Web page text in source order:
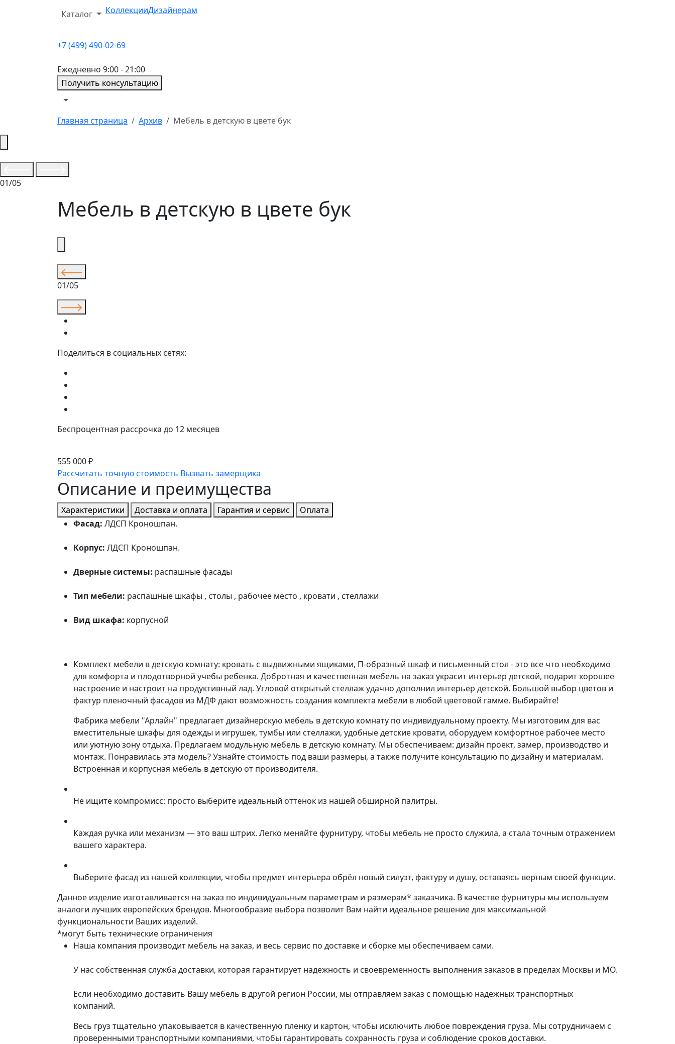
Каталог КоллекцииДизайнерам
+7 (499) 490-02-69
Ежедневно 9:00 - 21:00
Получить консультацию
Главная страница Архив Мебель в детскую в цвете бук
01/05
Мебель в детскую в цвете бук
01/05
Поделиться в социальных сетях:
Беспроцентная рассрочка до 12 месяцев
555 000 ₽
Рассчитать точную стоимость Вызвать замерщика
Описание и преимущества
Характеристики Доставка и оплата Гарантия и сервис
Оплата
Фасад: ЛДСП Кроношпан.
Корпус: ЛДСП Кроношпан.
Дверные системы: распашные фасады
Тип мебели: распашные шкафы , столы , рабочее место , кровати , стеллажи
Вид шкафа: корпусной
Комплект мебели в детскую комнату: кровать с выдвижными ящиками, П-образный шкаф и письменный стол - это все что необходимо
для комфорта и плодотворной учебы ребенка. Добротная и качественная мебель на заказ украсит интерьер детской, подарит хорошее
настроение и настроит на продуктивный лад. Угловой открытый стеллаж удачно дополнил интерьер детской. Большой выбор цветов и
фактур пленочный фасадов из МДФ дают возможность создания комплекта мебели в любой цветовой гамме. Выбирайте!
Фабрика мебели "Арлайн" предлагает дизайнерскую мебель в детскую комнату по индивидуальному проекту. Мы изготовим для вас
вместительные шкафы для одежды и игрушек, тумбы или стеллажи, удобные детские кровати, оборудуем комфортное рабочее место
или уютную зону отдыха. Предлагаем модульную мебель в детскую комнату. Мы обеспечиваем: дизайн проект, замер, производство и
монтаж. Понравилась эта модель? Узнайте стоимость под ваши размеры, а также получите консультацию по дизайну и материалам.
Встроенная и корпусная мебель в детскую от производителя.
Не ищите компромисс: просто выберите идеальный оттенок из нашей обширной палитры.
Каждая ручка или механизм — это ваш штрих. Легко меняйте фурнитуру, чтобы мебель не просто служила, а стала точным отражением
вашего характера.
Выберите фасад из нашей коллекции, чтобы предмет интерьера обрёл новый силуэт, фактуру и душу, оставаясь верным своей функции.
Данное изделие изготавливается на заказ по индивидуальным параметрам и размерам* заказчика. В качестве фурнитуры мы используем
аналоги лучших европейских брендов. Многообразие выбора позволит Вам найти идеальное решение для максимальной
функциональности Ваших изделий.
*могут быть технические ограничения
Наша компания производит мебель на заказ, и весь сервис по доставке и сборке мы обеспечиваем сами.
У нас собственная служба доставки, которая гарантирует надежность и своевременность выполнения заказов в пределах Москвы и МО.
Если необходимо доставить Вашу мебель в другой регион России, мы отправляем заказ с помощью надежных транспортных
компаний.
Весь груз тщательно упаковывается в качественную пленку и картон, чтобы исключить любое повреждения груза. Мы сотрудничаем с
проверенными транспортными компаниями, чтобы гарантировать сохранность груза и соблюдение сроков доставки.